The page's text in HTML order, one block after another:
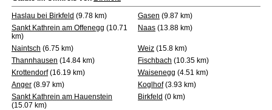
Haslau bei Birkfeld (9.78 km) Gasen (9.87 km)
Sankt Kathrein am Offenegg (10.71
km)
Naas (13.88 km)
Naintsch (6.75 km) Weiz (15.8 km)
Thannhausen (14.84 km) Fischbach (10.35 km)
Krottendorf(16.19 km) Waisenegg (4.51 km)
Anger (8.97 km) Koglhof(3.93 km)
Sankt Kathrein am Hauenstein
(15.07 km)
Birkfeld (0 km)